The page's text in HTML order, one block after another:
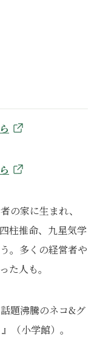
の家に生まれ、
柱推命、九星気学
。多くの経営者や
た人も。
題沸騰のネコ&グ
（小学館）。